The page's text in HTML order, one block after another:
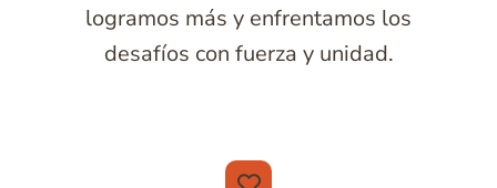
logramos más y enfrentamos los
desafíos con fuerza y unidad.